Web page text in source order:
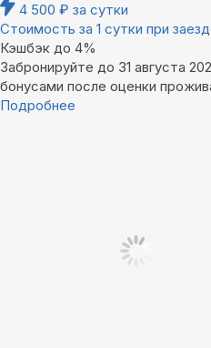
4 500 ₽ за сутки
Стоимость за 1 сутки при
Кэшбэк до 4%
Забронируйте до 31 августа
бонусами после оценки
Подробнее